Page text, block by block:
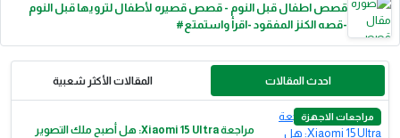
قصص اطفال قبل النوم - قصص قصيره لأطفال لترويها قبل النوم
-قصه الكنز المفقود -اقرأ واستمتع#
احدث المقالات المقالات الأكثر شعبية
مراجعات الاجهزة
مراجعة Xiaomi 15 Ultra: هل أصبح ملك التصوير